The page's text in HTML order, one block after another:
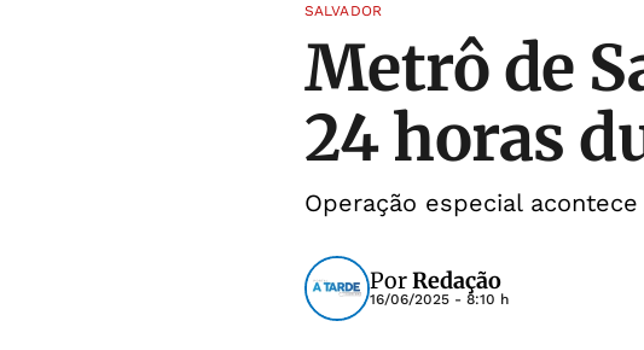
SALVADOR
Metrô de
24 horas
Operação especial
PorRedação
16/06/2025 - 8:10 h